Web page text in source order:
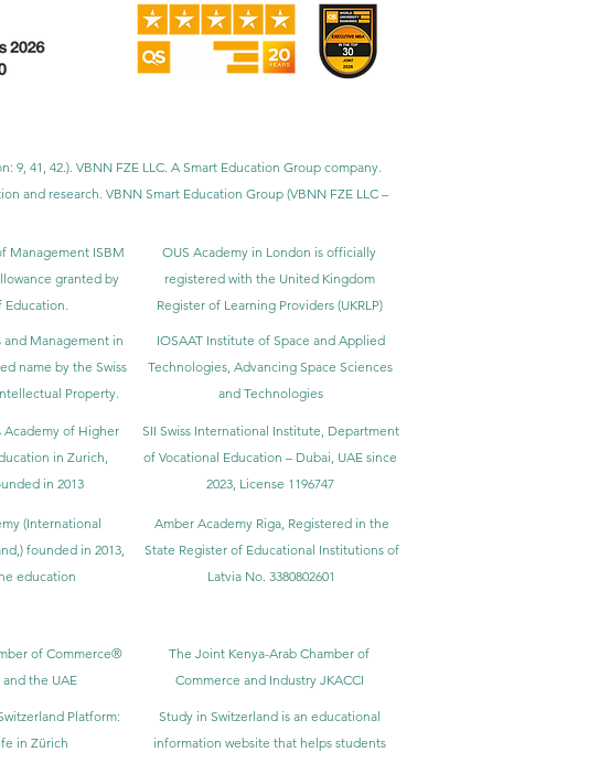
41, 42.). VBNN FZE LLC. A Smart Education Group company.
and research. VBNN Smart Education Group (VBNN FZE LLC –
Management ISBM
granted by
OUS Academy in London is officially
registered with the United Kingdom
Register of Learning Providers (UKRLP)
and Management in
name by the Swiss
Property.
IOSAAT Institute of Space and Applied
Technologies, Advancing Space Sciences
and Technologies
Academy of Higher
in Zurich,
in 2013
SII Swiss International Institute, Department
of Vocational Education – Dubai, UAE since
2023, License 1196747
(International
founded in 2013,
education
Amber Academy Riga, Registered in the
State Register of Educational Institutions of
Latvia No. 3380802601
of Commerce®
the UAE
The Joint Kenya-Arab Chamber of
Commerce and Industry JKACCI
Platform:
in Zürich
Study in Switzerland is an educational
information website that helps students